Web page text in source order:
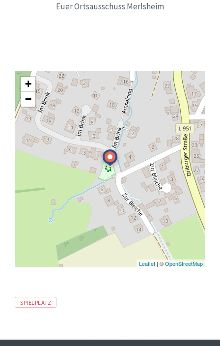
Euer Ortsausschuss Merlsheim
+
−
Leaflet | ©OpenStreetMap
Tags
SPIELPLATZ